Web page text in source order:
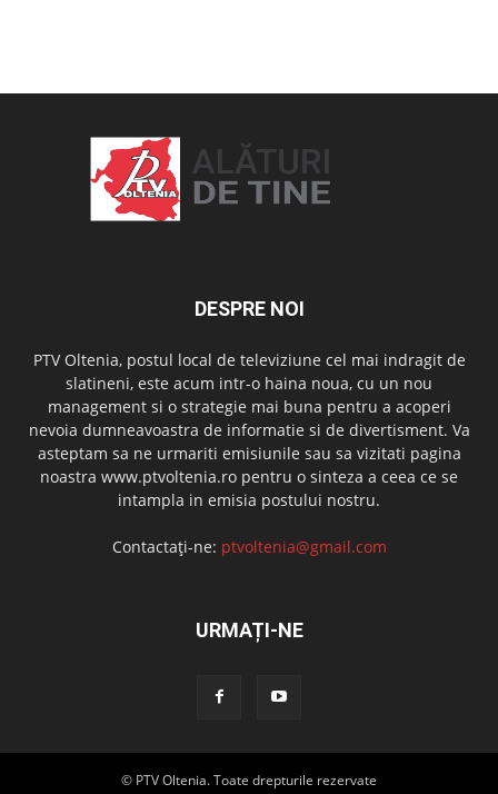
DESPRE NOI
PTV Oltenia, postul local de televiziune cel mai indragit de
slatineni, este acum intr-o haina noua, cu un nou
management si o strategie mai buna pentru a acoperi
nevoia dumneavoastra de informatie si de divertisment. Va
asteptam sa ne urmariti emisiunile sau sa vizitati pagina
noastra www.ptvoltenia.ro pentru o sinteza a ceea ce se
intampla in emisia postului nostru.
Contactați-ne: ptvoltenia@gmail.com
URMAȚI-NE
© PTV Oltenia. Toate drepturile rezervate